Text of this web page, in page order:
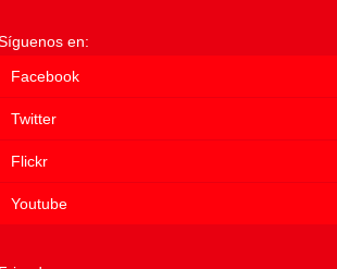
en:
Facebook
Twitter
Flickr
Youtube